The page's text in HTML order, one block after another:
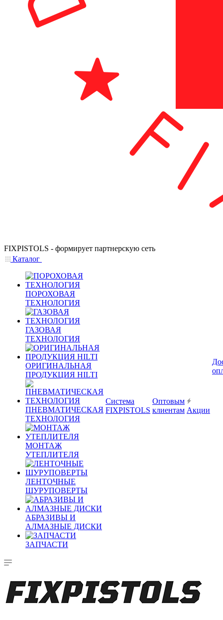
FIXPISTOLS - формирует партнерскую сеть
Каталог
ПОРОХОВАЯ
ТЕХНОЛОГИЯ
ГАЗОВАЯ
ТЕХНОЛОГИЯ
ОРИГИНАЛЬНАЯ
ПРОДУКЦИЯ HILTI
ПНЕВМАТИЧЕСКАЯ
ТЕХНОЛОГИЯ
МОНТАЖ
УТЕПЛИТЕЛЯ
ЛЕНТОЧНЫЕ
ШУРУПОВЕРТЫ
АБРАЗИВЫ И
АЛМАЗНЫЕ ДИСКИ
ЗАПЧАСТИ
Система
FIXPISTOLS
Оптовым
клиентам Акции